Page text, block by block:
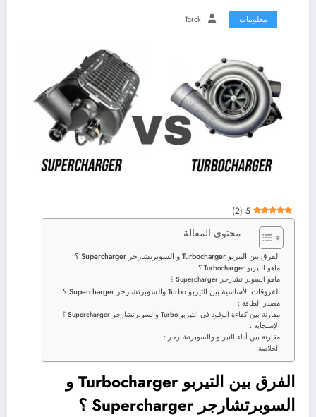
معلومات Tarek
5
(
2
)
محتوى المقالة
الفرق بين التيربو Turbocharger و السوبرتشارجر Supercharger ؟
ماهو التيربو Turbocharger ؟
ماهو السوبر تشارجر Supercharger ؟
الفروقات الأساسية بين التيربو Turbo والسوبرتشارجر Supercharger ؟
مصدر الطاقة :
مقارنة بين كفاءة الوقود في التيربو Turbo والسوبرتشارجر Supercharger ؟
الإستجابة :
مقارنة بين أداء التيربو والسوبرتشارجر :
الخلاصة:
الفرق بين التيربو Turbocharger و
السوبرتشارجر Supercharger ؟